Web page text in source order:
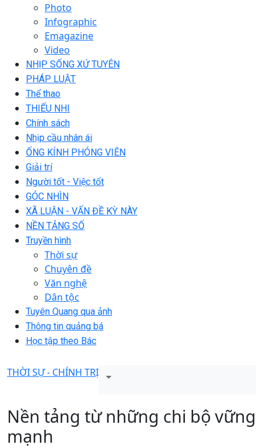
Photo
Infographic
Emagazine
Video
NHỊP SỐNG XỨ TUYÊN
PHÁP LUẬT
Thể thao
THIẾU NHI
Chính sách
Nhịp cầu nhân ái
ỐNG KÍNH PHÓNG VIÊN
Giải trí
Người tốt - Việc tốt
GÓC NHÌN
XÃ LUẬN - VẤN ĐỀ KỲ NÀY
NỀN TẢNG SỐ
Truyền hình
Thời sự
Chuyên đề
Văn nghệ
Dân tộc
Tuyên Quang qua ảnh
Thông tin quảng bá
Học tập theo Bác
THỜI SỰ - CHÍNH TRỊ
Nền tảng từ những chi bộ vững
mạnh